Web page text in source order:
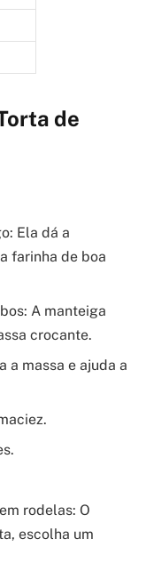
de
Ela dá a
farinha de boa
A manteiga
crocante.
a massa e ajuda a
rodelas: O
escolha um